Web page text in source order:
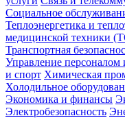
Социальное
Теплоэнергетика и
медицинской техники
Транспортная
Управление персоналом
и спорт Химическая
Холодильное
Экономика и финансы
Электробезопасность